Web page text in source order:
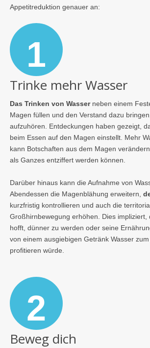
Appetitreduktion genauer an:
1
Trinke mehr Wasser
Das Trinken von Wasserneben einem
Magen füllen und den Verstand dazu
aufzuhören. Entdeckungen haben gezeigt,
beim Essen auf den Magen einstellt. Mehr
kann Botschaften aus dem Magen
als Ganzes entziffert werden können.
Darüber hinaus kann die Aufnahme von
Abendessen die Magenblähung erweitern,
kurzfristig kontrollieren und auch die
Großhirnbewegung erhöhen. Dies impliziert,
hofft, dünner zu werden oder seine
von einem ausgiebigen Getränk Wasser
profitieren würde.
2
Beweg dich